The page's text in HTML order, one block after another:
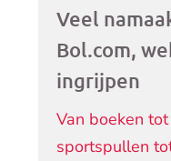
Veel
Bol.com,
ingrijpen
Van boeken
sportspullen